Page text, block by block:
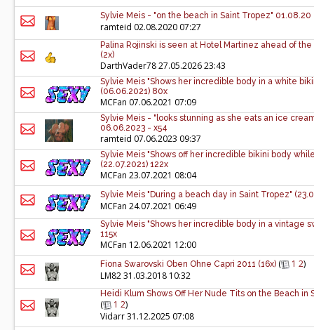
Sylvie Meis - "on the beach in Saint Tropez" 01.08.20
ramteid 02.08.2020 07:27
Palina Rojinski is seen at Hotel Martinez ahead of
(2x)
DarthVader7827.05.2026 23:43
Sylvie Meis "Shows her incredible body in a white
(06.06.2021) 80x
MCFan 07.06.2021 07:09
Sylvie Meis - "looks stunning as she eats an ice
06.06.2023 - x54
ramteid 07.06.2023 09:37
Sylvie Meis "Shows off her incredible bikini body
(22.07.2021) 122x
MCFan 23.07.2021 08:04
Sylvie Meis "During a beach day in Saint Tropez"
MCFan 24.07.2021 06:49
Sylvie Meis "Shows her incredible body in a vintage
115x
MCFan 12.06.2021 12:00
Fiona Swarovski Oben Ohne Capri 2011 (16x) ( 1 2)
LM8231.03.2018 10:32
Heidi Klum Shows Off Her Nude Tits on the Beach in
( 1 2)
Vidarr31.12.2025 07:08